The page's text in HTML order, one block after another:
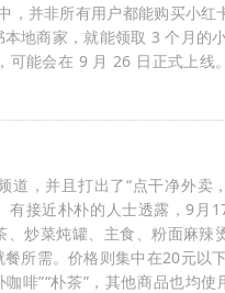
并非所有用户都能购买小红
地商家，就能领取 3 个月的
能会在 9 月 26 日正式上线
道，并且打出了“点干净外卖
接近朴朴的人士透露，9月
炒菜炖罐、主食、粉面麻辣
所需。价格则集中在20元以
啡”“朴茶”，其他商品也均使